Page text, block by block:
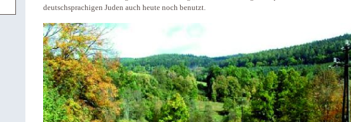
deutschsprachigen Juden auch heute noch benutzt.